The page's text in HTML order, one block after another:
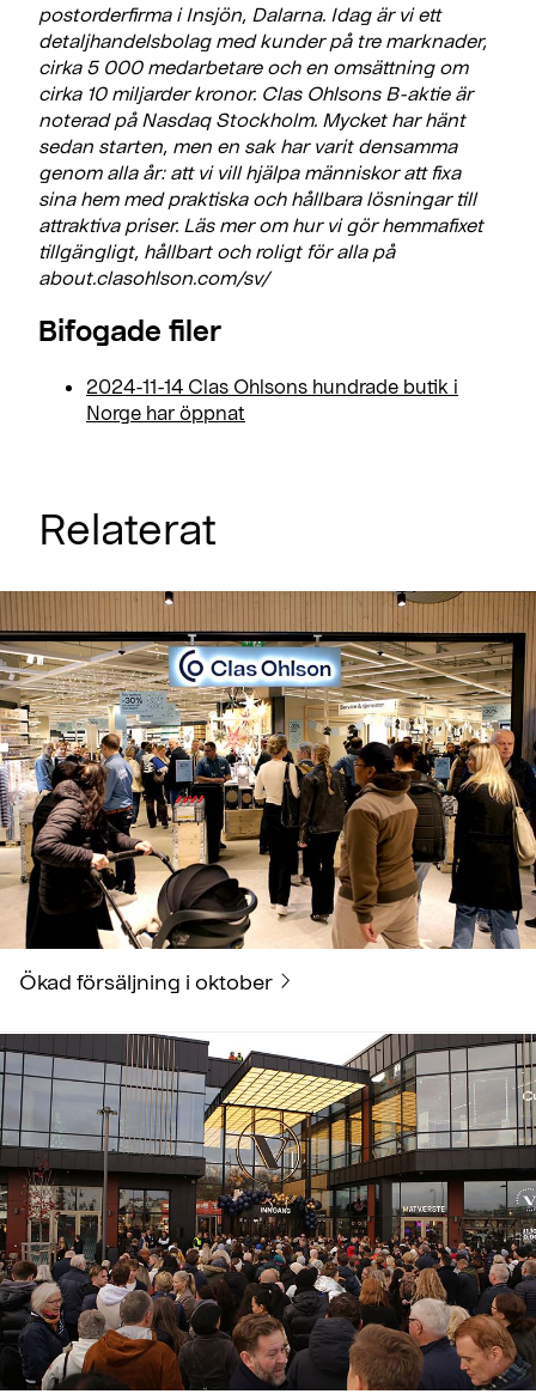
postorderfirma i Insjön, Dalarna. Idag är vi ett
detaljhandelsbolag med kunder på tre marknader,
cirka 5 000 medarbetare och en omsättning om
cirka 10 miljarder kronor. Clas Ohlsons B-aktie är
noterad på Nasdaq Stockholm. Mycket har hänt
sedan starten, men en sak har varit densamma
genom alla år: att vi vill hjälpa människor att fixa
sina hem med praktiska och hållbara lösningar till
attraktiva priser. Läs mer om hur vi gör hemmafixet
tillgängligt, hållbart och roligt för alla på
about.clasohlson.com/sv/
Bifogade filer
2024-11-14 Clas Ohlsons hundrade butik i
Norge har öppnat
Relaterat
Ökad försäljning i oktober